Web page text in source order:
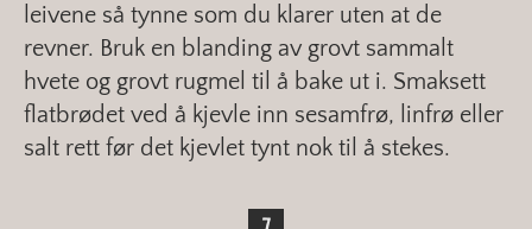
leivene så tynne som du klarer uten at de
revner. Bruk en blanding av grovt sammalt
hvete og grovt rugmel til å bake ut i. Smaksett
flatbrødet ved å kjevle inn sesamfrø, linfrø eller
salt rett før det kjevlet tynt nok til å stekes.